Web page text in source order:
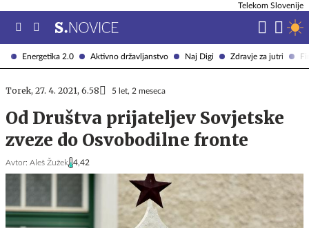
Energetika 2.0 Aktivno državljanstvo Naj Digi Zdravje za jutri
Telekom Slovenije
Torek, 27. 4. 2021, 6.58 5 let, 2 meseca
Od Društva prijateljev Sovjetske
zveze do Osvobodilne fronte
Avtor: Aleš Žužek 4,42